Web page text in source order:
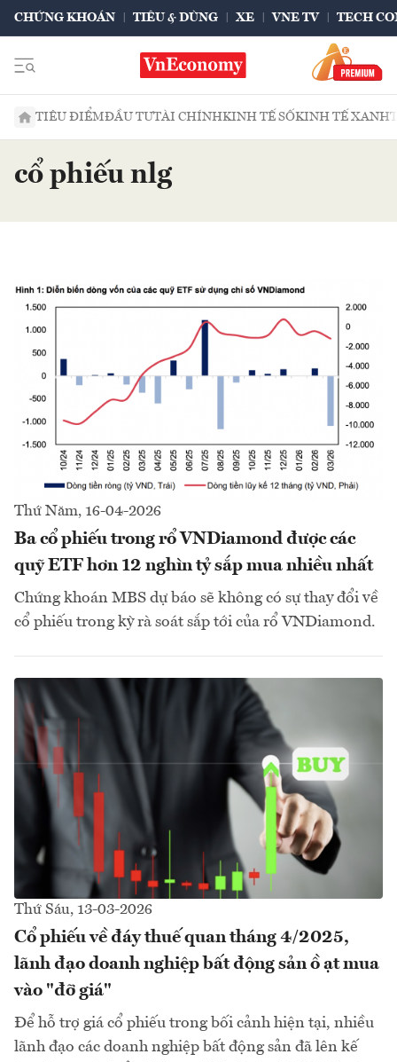
CHỨNG KHOÁN TIÊU & DÙNG XE VNE TV TECH
TIÊU ĐIỂMĐẦU TƯTÀI CHÍNHKINH TẾ SỐKINH TẾ XANH
cổ phiếu nlg
Thứ Năm, 16-04-2026
Ba cổ phiếu trong rổ VNDiamond được các
quỹ ETF hơn 12 nghìn tỷ sắp mua nhiều nhất
Chứng khoán MBS dự báo sẽ không có sự thay đổi về
cổ phiếu trong kỳ rà soát sắp tới của rổ VNDiamond.
Thứ Sáu, 13-03-2026
Cổ phiếu về đáy thuế quan tháng 4/2025,
lãnh đạo doanh nghiệp bất động sản ồ ạt mua
vào "đỡ giá"
Để hỗ trợ giá cổ phiếu trong bối cảnh hiện tại, nhiều
lãnh đạo các doanh nghiệp bất động sản đã lên kế